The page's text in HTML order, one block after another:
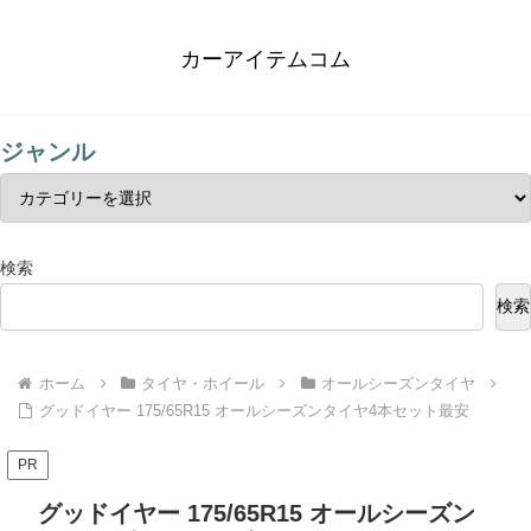
カーアイテムコム
ジャンル
検索
検索
ホーム タイヤ・ホイール
オールシーズンタイヤ
グッドイヤー 175/65R15 オールシーズンタイヤ4本セット最安
PR
グッドイヤー 175/65R15 オールシーズン